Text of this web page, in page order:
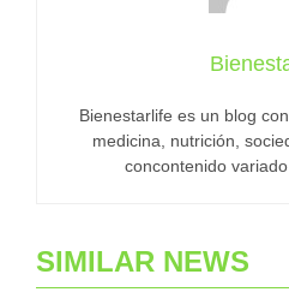
Bienestarlife es un blog
medicina, nutrición,
concontenido
SIMILAR NEWS